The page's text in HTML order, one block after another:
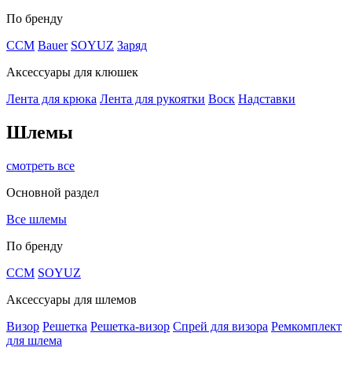
По бренду
CCM Bauer SOYUZ Заряд
Аксессуары для клюшек
Лента для крюка Лента для рукоятки Воск Надставки
Шлемы
смотреть все
Основной раздел
Все шлемы
По бренду
CCM SOYUZ
Аксессуары для шлемов
Визор Решетка Решетка-визор Спрей для визора Ремкомплект
для шлема